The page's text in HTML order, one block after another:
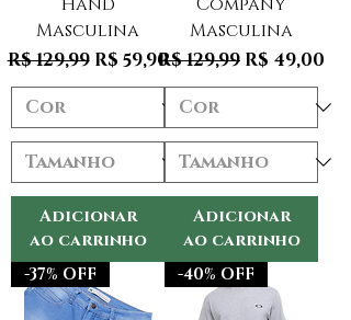
Masculina
Preço normal
R$ 129,99 Preço promocional
R$ 59,90
Adicionar
ao carrinho
Masculina
Preço normal
R$ 129,99 Preço
R$ 49,00
Adicionar
ao carrinho
-37% OFF -40% OFF